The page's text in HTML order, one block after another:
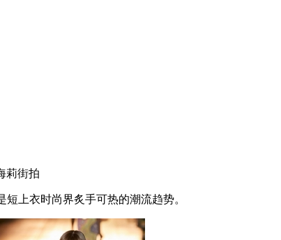
莉街拍
上衣时尚界炙手可热的潮流趋势。